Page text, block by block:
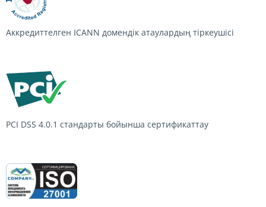
Аккредиттелген ICANN домендік атаулардың тіркеушісі
PCI DSS 4.0.1 стандарты бойынша сертификаттау